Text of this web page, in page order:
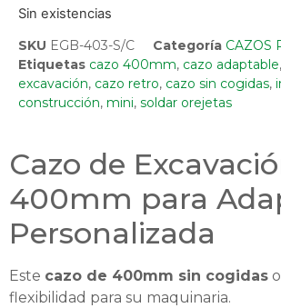
Sin existencias
SKU EGB-403-S/C Categoría CAZOS
Etiquetas cazo 400mm, cazo adaptable,
excavación, cazo retro, cazo sin cogidas,
construcción, mini, soldar orejetas
Cazo de
400mm para
Personalizada
Este cazo de 400mm sin cogidas
flexibilidad para su maquinaria.